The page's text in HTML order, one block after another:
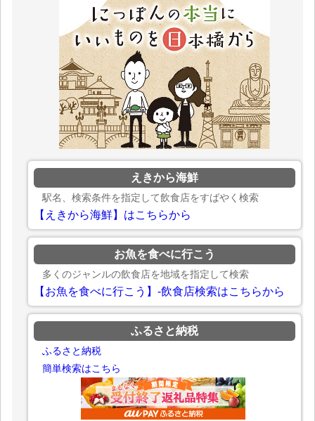
えきから海鮮
駅名、検索条件を指定して飲食店をすばやく検索
【えきから海鮮】はこちらから
お魚を食べに行こう
多くのジャンルの飲食店を地域を指定して検索
【お魚を食べに行こう】-飲食店検索はこちらから
ふるさと納税
ふるさと納税
簡単検索はこちら